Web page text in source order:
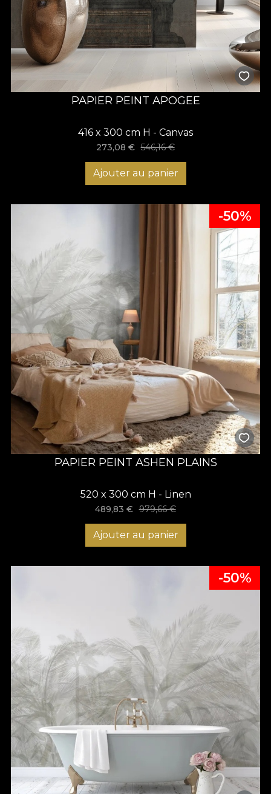
PAPIER PEINT APOGEE
416 x 300 cm H - Canvas
273,08€ 546,16€
Ajouter au panier
-50%
PAPIER PEINT ASHEN PLAINS
520 x 300 cm H - Linen
489,83€ 979,66€
Ajouter au panier
-50%